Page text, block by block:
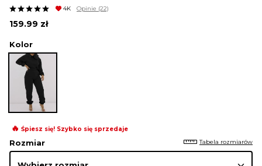
KOMBINEZONY
DRESY
MARYNARKI
4K Opinie (22)
159.99 zł
Kolor
🔥 Śpiesz się! Szybko się sprzedaje
Rozmiar Tabela rozmiarów